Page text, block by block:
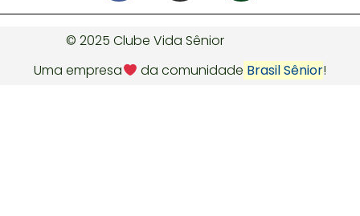
© 2025 Clube Vida Sênior
Uma empresa
da comunidade Brasil Sênior!